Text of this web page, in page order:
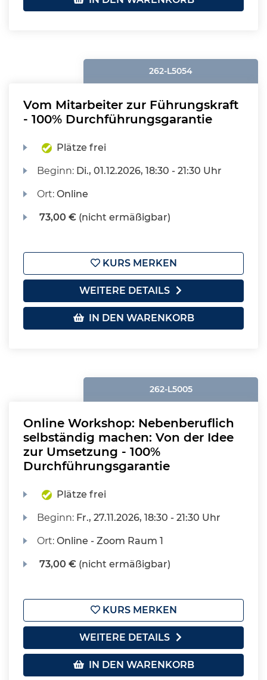
262-L5054
Vom Mitarbeiter zur Führungskraft
- 100% Durchführungsgarantie
Plätze frei
Beginn: Di., 01.12.2026, 18:30 - 21:30 Uhr
Ort:Online
73,00 € (nicht ermäßigbar)
KURS MERKEN
WEITERE DETAILS
IN DEN WARENKORB
262-L5005
Online Workshop: Nebenberuflich
selbständig machen: Von der Idee
zur Umsetzung - 100%
Durchführungsgarantie
Plätze frei
Beginn: Fr., 27.11.2026, 18:30 - 21:30 Uhr
Ort:Online - Zoom Raum 1
73,00 € (nicht ermäßigbar)
KURS MERKEN
WEITERE DETAILS
IN DEN WARENKORB